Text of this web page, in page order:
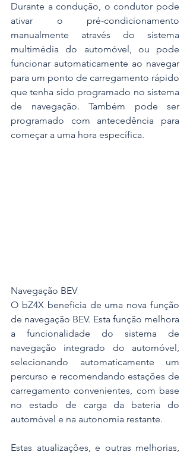
Durante a condução, o condutor pode
ativar o pré-condicionamento
manualmente através do sistema
multimédia do automóvel, ou pode
funcionar automaticamente ao navegar
para um ponto de carregamento rápido
que tenha sido programado no sistema
de navegação. Também pode ser
programado com antecedência para
começar a uma hora específica.
Navegação BEV
O bZ4X beneficia de uma nova função
de navegação BEV. Esta função melhora
a funcionalidade do sistema de
navegação integrado do automóvel,
selecionando automaticamente um
percurso e recomendando estações de
carregamento convenientes, com base
no estado de carga da bateria do
automóvel e na autonomia restante.
Estas atualizações, e outras melhorias,